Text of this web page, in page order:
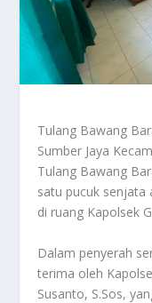
Tulang Bawang
Sumber Jaya
Tulang Bawang
satu pucuk senjata
di ruang Kapolsek
Dalam penyerah
terima oleh
Susanto, S.Sos,